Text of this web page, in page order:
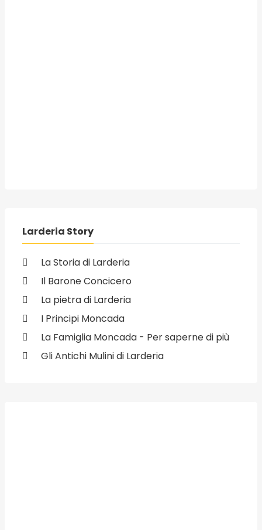
Larderia Story
La Storia di Larderia
Il Barone Concicero
La pietra di Larderia
I Principi Moncada
La Famiglia Moncada - Per saperne di più
Gli Antichi Mulini di Larderia